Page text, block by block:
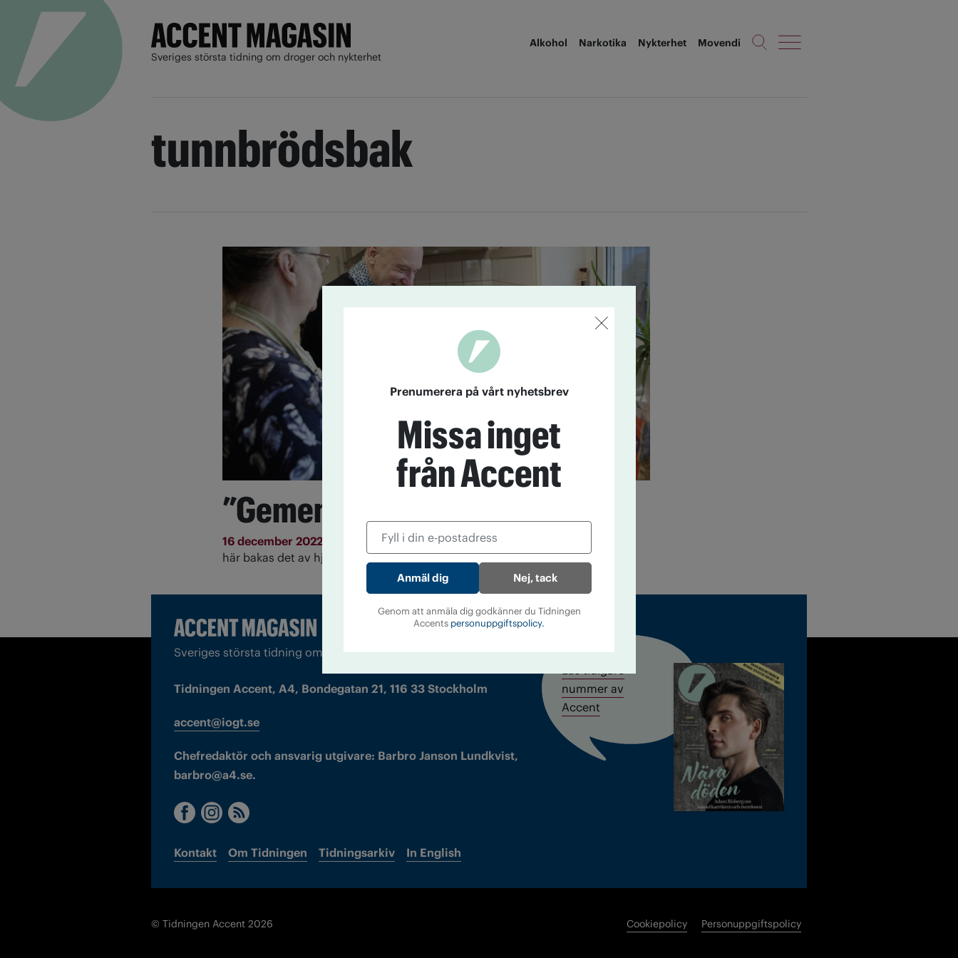
Sveriges största tidning om droger och nykterhet
Alkohol Narkotika Nykterhet Movendi
tunnbrödsbak
”Gemenskapen är viktigast”
16 december 2022
Föreningen Nytta och nöje har mottot Av lust. Och
här bakas det av hjärtans lust.
Sveriges största tidning om droger och nykterhet
Tidningen Accent, A4, Bondegatan 21, 116 33 Stockholm
accent@iogt.se
Chefredaktör och ansvarig utgivare: Barbro Janson Lundkvist,
barbro@a4.se.
Kontakt Om Tidningen Tidningsarkiv In English
Läs tidigare
nummer av
Accent
© Tidningen Accent 2026 Cookiepolicy Personuppgiftspolicy
Prenumerera på vårt nyhetsbrev
Missa inget
från Accent
Nej, tack
Genom att anmäla dig godkänner du Tidningen
Accents personuppgiftspolicy.